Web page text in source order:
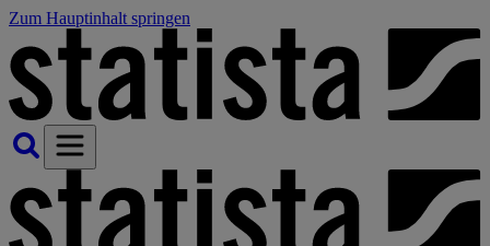
Zum Hauptinhalt springen